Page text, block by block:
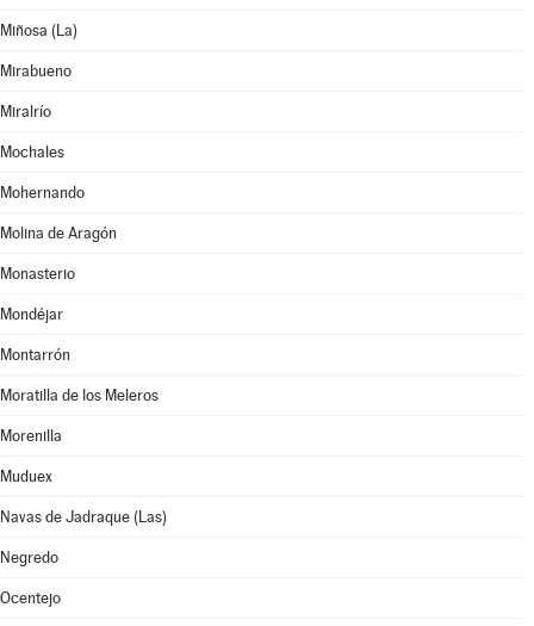
Miñosa (La)
Mirabueno
Miralrío
Mochales
Mohernando
Molina de Aragón
Monasterio
Mondéjar
Montarrón
Moratilla de los Meleros
Morenilla
Muduex
Navas de Jadraque (Las)
Negredo
Ocentejo